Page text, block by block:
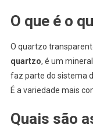
O que é o
O quartzo
quartzo, é um
faz parte do sistema
É a variedade mais
Quais são